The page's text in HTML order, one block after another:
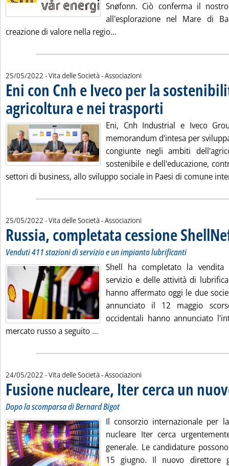
Snøfonn. Ciò conferma il
all'esplorazione nel Mare di
creazione di valore nella regio...
25/05/2022 - Vita delle Società - Associazioni
Eni con Cnh e Iveco per la
agricoltura e nei trasporti
Eni, Cnh Industrial e Iveco
memorandum d'intesa per
congiunte negli ambiti
sostenibile e dell'educazione,
settori di business, allo sviluppo sociale in Paesi di comune
25/05/2022 - Vita delle Società - Associazioni
Russia, completata cessione
Venduti 411 stazioni di servizio e un impianto lubrificanti
Shell ha completato la
servizio e delle attività di
hanno affermato oggi le due
annunciato il 12 maggio
occidentali hanno annunciato
mercato russo a seguito ...
24/05/2022 - Vita delle Società - Associazioni
Fusione nucleare, Iter cerca un
Dopo la scomparsa di Bernard Bigot
Il consorzio internazionale per
nucleare Iter cerca
generale. Le candidature
15 giugno. Il nuovo direttore